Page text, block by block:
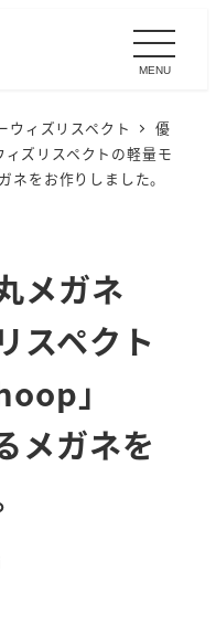
MENU
ウィズリスペクト
優
ズリスペクトの軽量モ
をお作りしました。
メガネ
スペクト
」
メガネを